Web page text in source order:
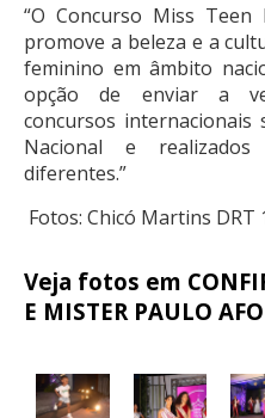
“O Concurso Miss
promove a beleza e a
feminino em âmbito
opção de enviar a
concursos internacionais
Nacional e
diferentes.”
Fotos: Chicó Martins DRT
Veja fotos em
E MISTER PAULO